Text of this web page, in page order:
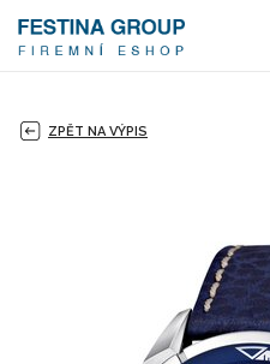
ZPĚT NA VÝPIS